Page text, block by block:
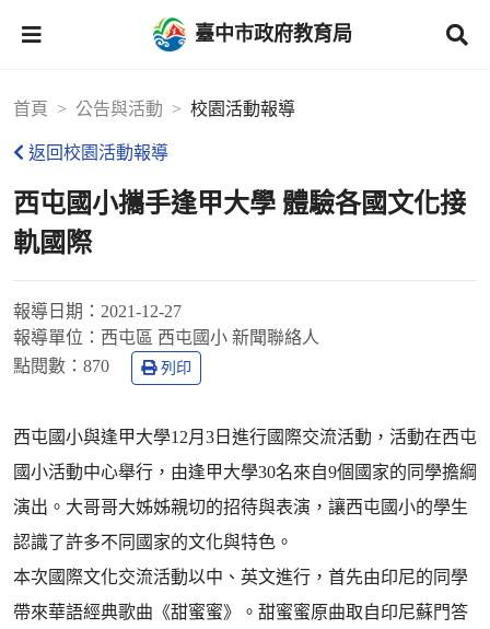
臺中市政府教育局
首頁 公告與活動 校園活動報導
返回校園活動報導
西屯國小攜手逢甲大學 體驗各國文化接
軌國際
報導日期： 2021-12-27
報導單位： 西屯區 西屯國小 新聞聯絡人
點閱數： 870 列印
西屯國小與逢甲大學12月3日進行國際交流活動，活動在西屯
國小活動中心舉行，由逢甲大學30名來自9個國家的同學擔綱
演出。大哥哥大姊姊親切的招待與表演，讓西屯國小的學生
認識了許多不同國家的文化與特色。
本次國際文化交流活動以中、英文進行，首先由印尼的同學
帶來華語經典歌曲《甜蜜蜜》。甜蜜蜜原曲取自印尼蘇門答